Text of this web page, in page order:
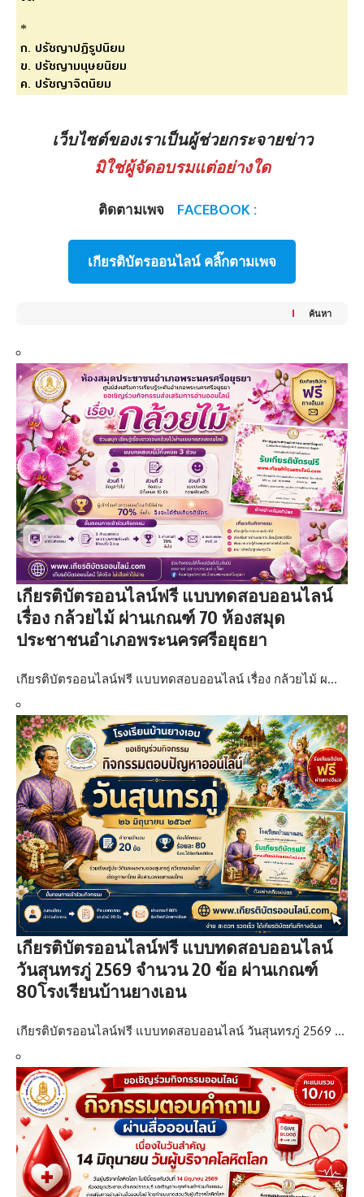
เว็บไซต์ของเราเป็นผู้ช่วยกระจายข่าว
มิใช่ผู้จัดอบรมแต่อย่างใด
ติดตามเพจ FACEBOOK :
เกียรติบัตรออนไลน์ คลิ๊กตามเพจ
ค้นหา
เกียรติบัตรออนไลน์ฟรี แบบทดสอบออนไลน์
เรื่อง กล้วยไม้ ผ่านเกณฑ์ 70 ห้องสมุด
ประชาชนอำเภอพระนครศรีอยุธยา
เกียรติบัตรออนไลน์ฟรี แบบทดสอบออนไลน์ เรื่อง กล้วยไม้ ผ…
เกียรติบัตรออนไลน์ฟรี แบบทดสอบออนไลน์
วันสุนทรภู่ 2569 จำนวน 20 ข้อ ผ่านเกณฑ์
80โรงเรียนบ้านยางเอน
เกียรติบัตรออนไลน์ฟรี แบบทดสอบออนไลน์ วันสุนทรภู่ 2569 …